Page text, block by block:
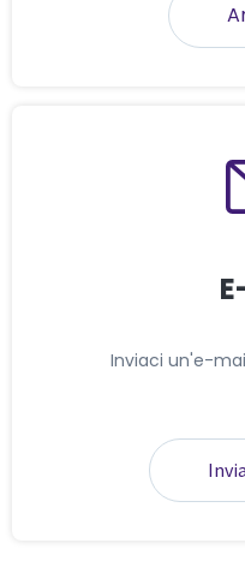
Inviaci un'e-